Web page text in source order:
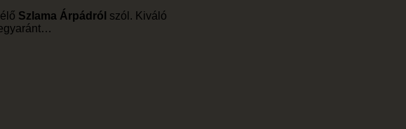
Szlama Árpádról szól. Kiváló